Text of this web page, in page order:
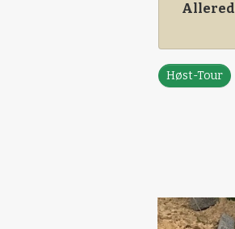
Høst-Tour